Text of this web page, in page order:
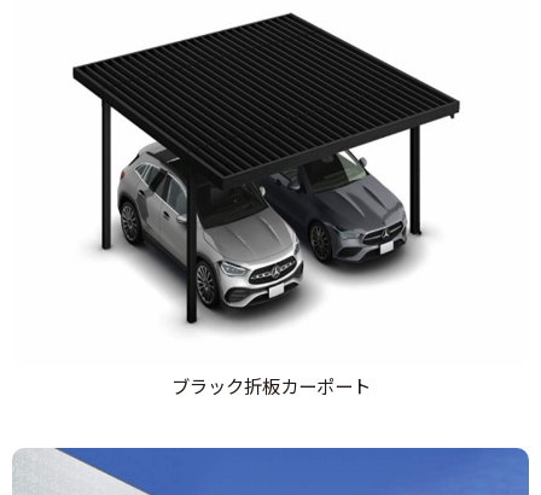
ブラック折板カーポート